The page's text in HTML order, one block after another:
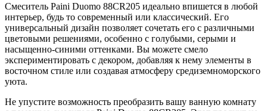
Смеситель Paini Duomo 88CR205 идеально впишется в любой
интерьер, будь то современный или классический. Его
универсальный дизайн позволяет сочетать его с различными
цветовыми решениями, особенно с голубыми, серыми и
насыщенно-синими оттенками. Вы можете смело
экспериментировать с декором, добавляя к нему элементы в
восточном стиле или создавая атмосферу средиземноморского
уюта.
Не упустите возможность преобразить вашу ванную комнату